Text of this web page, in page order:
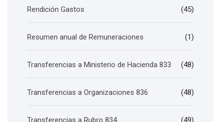
Rendición Gastos (45)
Resumen anual de Remuneraciones (1)
Transferencias a Ministerio de Hacienda 833 (48)
Transferencias a Organizaciones 836 (48)
Transferencias a Rubro 834 (49)